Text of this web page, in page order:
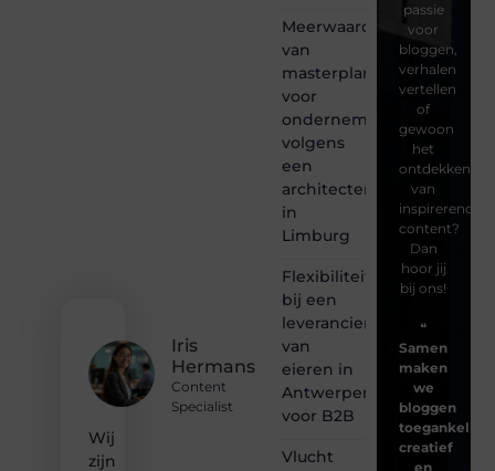
Iris
Hermans
Content
Specialist
Wij
zijn
Meerwaarde
van
masterplanning
voor
ondernemingen
volgens
een
architectenbureau
in
Limburg
Flexibiliteit
bij een
leverancier
van
eieren in
Antwerpen
voor B2B
Vlucht
passie
voor
bloggen,
verhalen
vertellen
of
gewoon
het
ontdekken
van
inspirerende
content?
Dan
hoor jij
bij ons!
❝
Samen
maken
we
bloggen
toegankelijk,
creatief
en